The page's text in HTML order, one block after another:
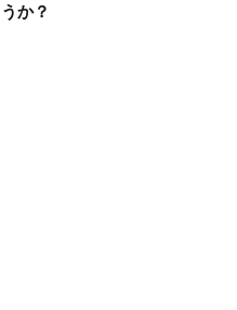
うか？